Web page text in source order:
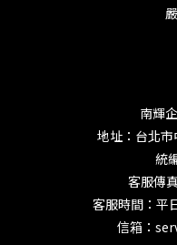
南輝
地址：台北
統
客服傳
客服時間：平
信箱：